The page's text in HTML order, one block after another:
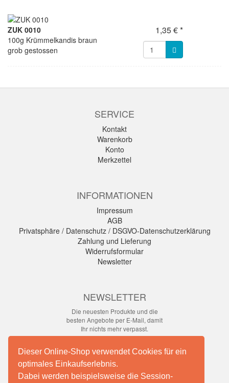
Dieser Online-Shop verwendet Cookies für ein
optimales Einkaufserlebnis.
Dabei werden beispielsweise die Session-
ZUK 0010
100g Krümmelkandis braun
grob gestossen
1,35 € *
SERVICE
Kontakt
Warenkorb
Konto
Merkzettel
INFORMATIONEN
Impressum
AGB
Privatsphäre / Datenschutz / DSGVO-Datenschutzerklärung
Zahlung und Lieferung
Widerrufsformular
Newsletter
NEWSLETTER
Die neuesten Produkte und die
besten Angebote per E-Mail, damit
Ihr nichts mehr verpasst.
Abonnieren